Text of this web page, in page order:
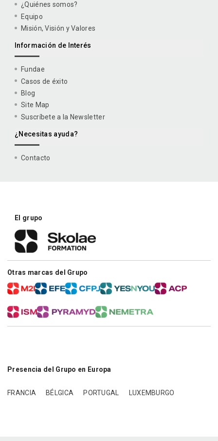
¿Quiénes somos?
Equipo
Misión, Visión y Valores
Información de Interés
Fundae
Casos de éxito
Blog
Site Map
Suscríbete a la Newsletter
¿Necesitas ayuda?
Contacto
El grupo
Otras marcas del Grupo
Presencia del Grupo en Europa
FRANCIA BÉLGICA PORTUGAL LUXEMBURGO